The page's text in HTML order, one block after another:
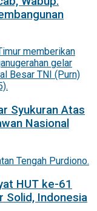
Syukuran Atas
Nasional
HUT ke-61
Solid, Indonesia